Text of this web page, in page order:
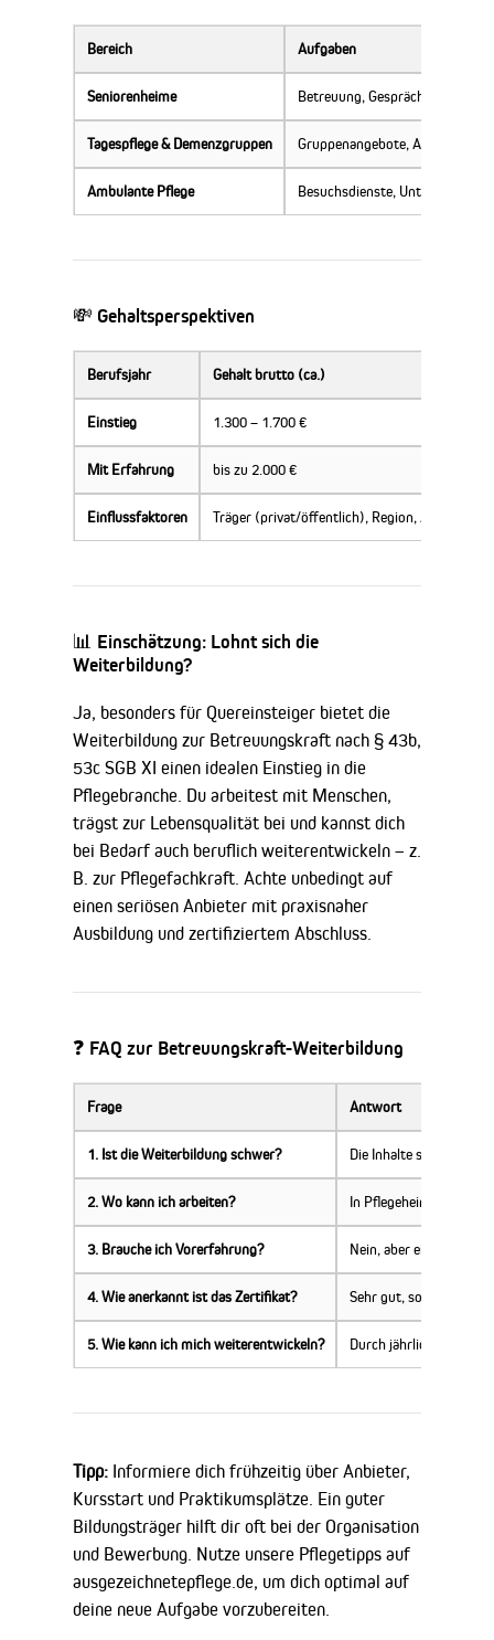
Bereich Aufgaben
Seniorenheime Betreuung, Gespräche,
Tagespflege & Demenzgruppen Gruppenangebote,
Ambulante Pflege Besuchsdienste, Unterstützung
💸 Gehaltsperspektiven
Berufsjahr Gehalt brutto (ca.)
Einstieg 1.300 – 1.700 €
Mit Erfahrung bis zu 2.000 €
Einflussfaktoren Träger (privat/öffentlich), Region,
📊 Einschätzung: Lohnt sich die
Weiterbildung?
Ja, besonders für Quereinsteiger bietet die
Weiterbildung zur Betreuungskraft nach § 43b,
53c SGB XI einen idealen Einstieg in die
Pflegebranche. Du arbeitest mit Menschen,
trägst zur Lebensqualität bei und kannst dich
bei Bedarf auch beruflich weiterentwickeln – z.
B. zur Pflegefachkraft. Achte unbedingt auf
einen seriösen Anbieter mit praxisnaher
Ausbildung und zertifiziertem Abschluss.
❓ FAQ zur Betreuungskraft-Weiterbildung
Frage Antwort
1. Ist die Weiterbildung schwer? Die Inhalte sind
2. Wo kann ich arbeiten? In Pflegeheimen,
3. Brauche ich Vorerfahrung? Nein, aber ein kurzes
4. Wie anerkannt ist das Zertifikat? Sehr gut, solange der
5. Wie kann ich mich weiterentwickeln? Durch jährliche
Tipp: Informiere dich frühzeitig über Anbieter,
Kursstart und Praktikumsplätze. Ein guter
Bildungsträger hilft dir oft bei der Organisation
und Bewerbung. Nutze unsere Pflegetipps auf
ausgezeichnetepflege.de, um dich optimal auf
deine neue Aufgabe vorzubereiten.